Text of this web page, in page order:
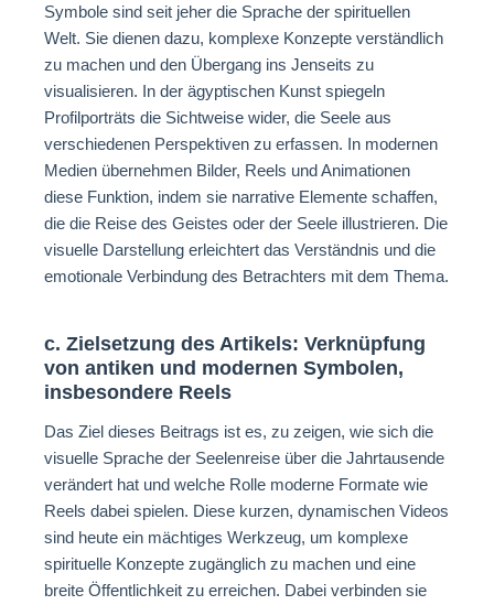
Symbole sind seit jeher die Sprache der spirituellen
Welt. Sie dienen dazu, komplexe Konzepte verständlich
zu machen und den Übergang ins Jenseits zu
visualisieren. In der ägyptischen Kunst spiegeln
Profilporträts die Sichtweise wider, die Seele aus
verschiedenen Perspektiven zu erfassen. In modernen
Medien übernehmen Bilder, Reels und Animationen
diese Funktion, indem sie narrative Elemente schaffen,
die die Reise des Geistes oder der Seele illustrieren. Die
visuelle Darstellung erleichtert das Verständnis und die
emotionale Verbindung des Betrachters mit dem Thema.
c. Zielsetzung des Artikels: Verknüpfung
von antiken und modernen Symbolen,
insbesondere Reels
Das Ziel dieses Beitrags ist es, zu zeigen, wie sich die
visuelle Sprache der Seelenreise über die Jahrtausende
verändert hat und welche Rolle moderne Formate wie
Reels dabei spielen. Diese kurzen, dynamischen Videos
sind heute ein mächtiges Werkzeug, um komplexe
spirituelle Konzepte zugänglich zu machen und eine
breite Öffentlichkeit zu erreichen. Dabei verbinden sie